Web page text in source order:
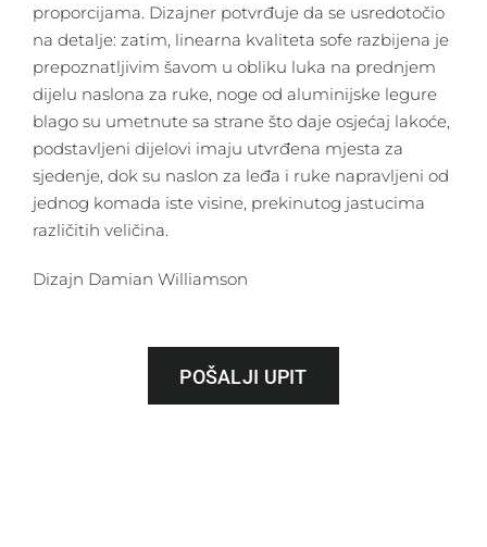
proporcijama. Dizajner potvrđuje da se usredotočio
na detalje: zatim, linearna kvaliteta sofe razbijena je
prepoznatljivim šavom u obliku luka na prednjem
dijelu naslona za ruke, noge od aluminijske legure
blago su umetnute sa strane što daje osjećaj lakoće,
podstavljeni dijelovi imaju utvrđena mjesta za
sjedenje, dok su naslon za leđa i ruke napravljeni od
jednog komada iste visine, prekinutog jastucima
različitih veličina.
Dizajn Damian Williamson
POŠALJI UPIT